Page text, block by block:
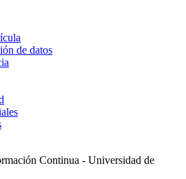
de datos
Continua - Universidad de